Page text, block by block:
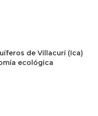
de Villacurí (Ica)
ecológica